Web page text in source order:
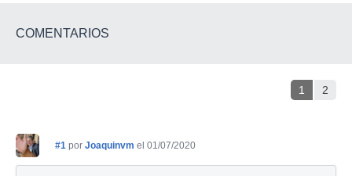
COMENTARIOS
1 2
#1 por Joaquinvm el 01/07/2020